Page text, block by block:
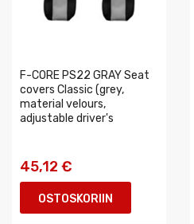
F-CORE PS22 GRAY Seat
covers Classic (grey,
material velours,
adjustable driver's
45,12 €
OSTOSKORIIN